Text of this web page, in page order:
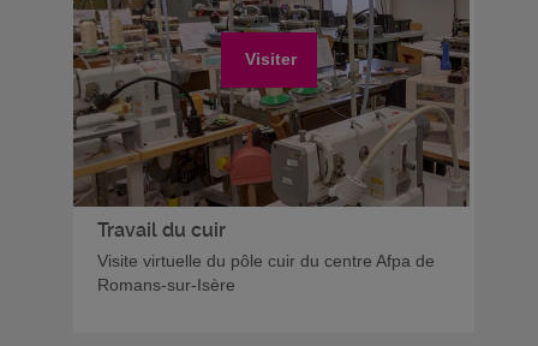
Visiter
Travail du cuir
Visite virtuelle du pôle cuir du centre Afpa de
Romans-sur-Isère